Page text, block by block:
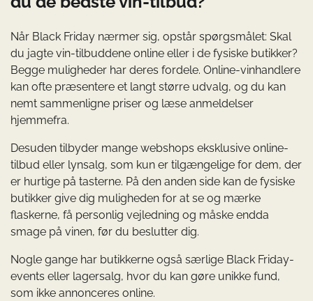
Når Black Friday nærmer sig, opstår spørgsmålet: Skal
du jagte vin-tilbuddene online eller i de fysiske butikker?
Begge muligheder har deres fordele. Online-vinhandlere
kan ofte præsentere et langt større udvalg, og du kan
nemt sammenligne priser og læse anmeldelser
hjemmefra.
Desuden tilbyder mange webshops eksklusive online-
tilbud eller lynsalg, som kun er tilgængelige for dem, der
er hurtige på tasterne. På den anden side kan de fysiske
butikker give dig muligheden for at se og mærke
flaskerne, få personlig vejledning og måske endda
smage på vinen, før du beslutter dig.
Nogle gange har butikkerne også særlige Black Friday-
events eller lagersalg, hvor du kan gøre unikke fund,
som ikke annonceres online.